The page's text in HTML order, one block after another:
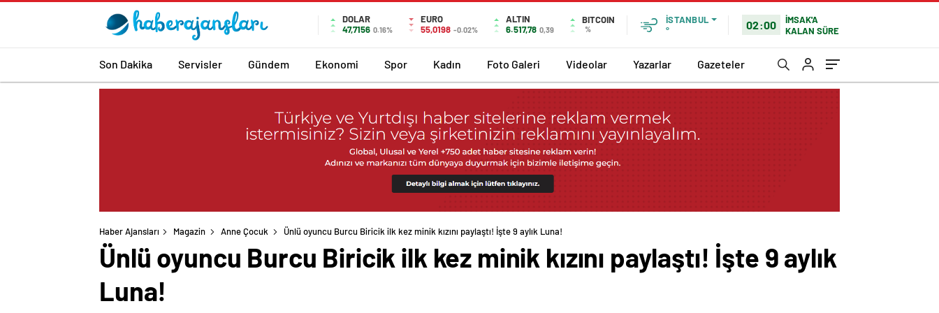
DOLAR
47,7156 0.16%
EURO
55,0198 -0.02%
ALTIN
6.517,78 0,39
BITCOIN
%
İSTANBUL
°
02:00
İMSAK'A
KALAN SÜRE
Son Dakika Servisler Gündem Ekonomi Spor Kadın Foto Galeri Videolar Yazarlar Gazeteler
Haber Ajansları Magazin Anne Çocuk Ünlü oyuncu Burcu Biricik ilk kez minik kızını paylaştı! İşte 9 aylık Luna!
Ünlü oyuncu Burcu Biricik ilk kez minik kızını paylaştı! İşte 9 aylık
Luna!